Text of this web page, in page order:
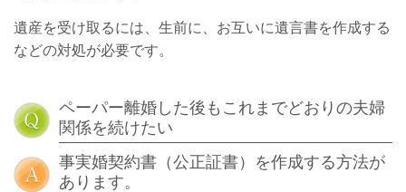
遺産を受け取るには、生前に、お互いに遺言書を作成する
などの対処が必要です。
ペーパー離婚した後もこれまでどおりの夫婦
関係を続けたい
事実婚契約書（公正証書）を作成する方法が
あります。